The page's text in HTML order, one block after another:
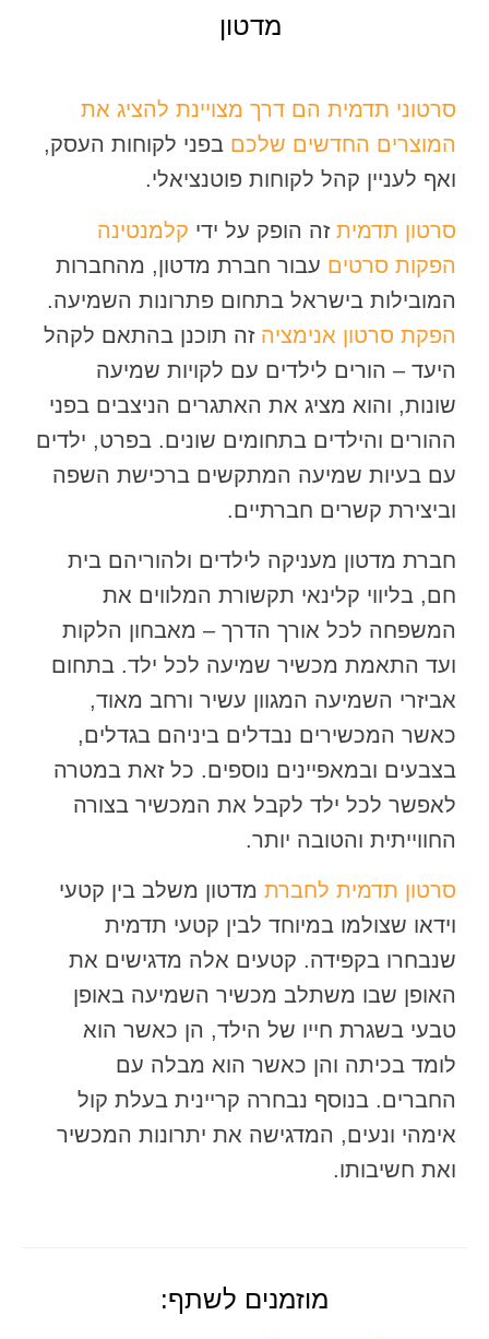
מדטון
סרטוני תדמית הם דרך מצויינת להציג את
המוצרים החדשים שלכם בפני לקוחות העסק,
ואף לעניין קהל לקוחות פוטנציאלי.
סרטון תדמית זה הופק על ידי קלמנטינה
הפקות סרטים עבור חברת מדטון, מהחברות
המובילות בישראל בתחום פתרונות השמיעה.
הפקת סרטון אנימציה זה תוכנן בהתאם לקהל
היעד – הורים לילדים עם לקויות שמיעה
שונות, והוא מציג את האתגרים הניצבים בפני
ההורים והילדים בתחומים שונים. בפרט, ילדים
עם בעיות שמיעה המתקשים ברכישת השפה
וביצירת קשרים חברתיים.
חברת מדטון מעניקה לילדים ולהוריהם בית
חם, בליווי קלינאי תקשורת המלווים את
המשפחה לכל אורך הדרך – מאבחון הלקות
ועד התאמת מכשיר שמיעה לכל ילד. בתחום
אביזרי השמיעה המגוון עשיר ורחב מאוד,
כאשר המכשירים נבדלים ביניהם בגדלים,
בצבעים ובמאפיינים נוספים. כל זאת במטרה
לאפשר לכל ילד לקבל את המכשיר בצורה
החווייתית והטובה יותר.
סרטון תדמית לחברת מדטון משלב בין קטעי
וידאו שצולמו במיוחד לבין קטעי תדמית
שנבחרו בקפידה. קטעים אלה מדגישים את
האופן שבו משתלב מכשיר השמיעה באופן
טבעי בשגרת חייו של הילד, הן כאשר הוא
לומד בכיתה והן כאשר הוא מבלה עם
החברים. בנוסף נבחרה קריינית בעלת קול
אימהי ונעים, המדגישה את יתרונות המכשיר
ואת חשיבותו.
מוזמנים לשתף: